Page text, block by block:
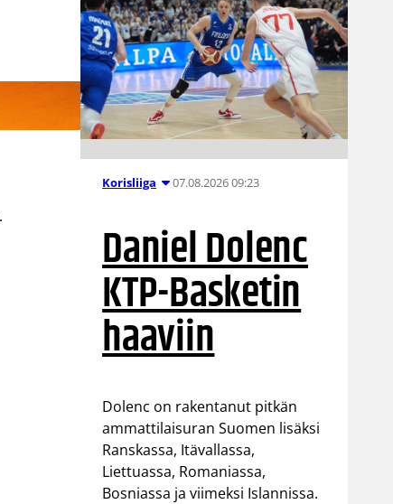
Korisliiga 07.08.2026 09:23
Daniel Dolenc
KTP-Basketin
haaviin
Dolenc on rakentanut pitkän
ammattilaisuran Suomen lisäksi
Ranskassa, Itävallassa,
Liettuassa, Romaniassa,
Bosniassa ja viimeksi Islannissa.